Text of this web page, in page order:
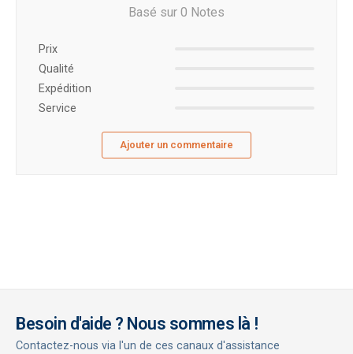
Basé sur 0 Notes
Prix ​​
Qualité
Expédition
Service
Ajouter un commentaire
Besoin d'aide ? Nous sommes là !
Contactez-nous via l'un de ces canaux d'assistance